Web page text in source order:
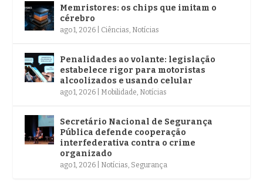
Memristores: os chips que imitam o
cérebro
ago 1, 2026 Ciências Notícias
Penalidades ao volante: legislação
estabelece rigor para motoristas
alcoolizados e usando celular
ago 1, 2026 Mobilidade Notícias
Secretário Nacional de Segurança
Pública defende cooperação
interfederativa contra o crime
organizado
ago 1, 2026 Notícias Segurança